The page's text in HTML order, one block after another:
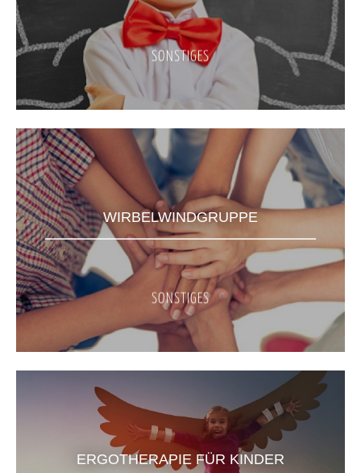
SONSTIGES
WIRBELWINDGRUPPE
SONSTIGES
ERGOTHERAPIE FÜR KINDER